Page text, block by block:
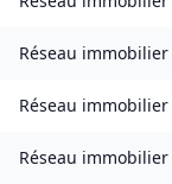
Réseau immobilier
Réseau immobilier
Réseau immobilier